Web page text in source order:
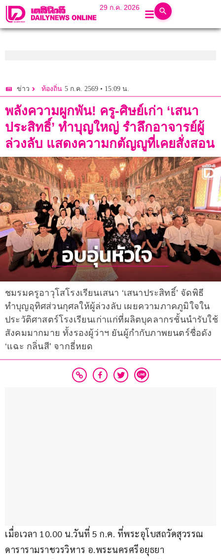
29 ก.ค. 2026
ข่าว ท้องถิ่น 5 ก.ค. 2569 • 15:09 น.
พลังความผูกพัน! ครู-ศิษย์เก่า ‘เสนา
ประสิทธิ์’ ทำบุญใหญ่ รำลึกอาจารย์ผู้
ล่วงลับ แสดงความกตัญญูที่เคยสั่งสอน
ชมรมครูอาวุโสโรงเรียนเสนา ‘เสนาประสิทธิ์’ จัดพิธี
ทำบุญอุทิศส่วนกุศลให้ผู้ล่วงลับ เผยความภาคภูมิใจใน
ประวัติศาสตร์โรงเรียนเก่าแก่ที่ผลิตบุคลากรชั้นนำรับใช้
สังคมมากมาย ทั้งรองผู้ว่าฯ ยันผู้กำกับภาพยนตร์ชื่อดัง
‘แฉะ กลิ่นสี’ จากธี่หยด
เมื่อเวลา 10.00 น.วันที่ 5 ก.ค. ที่พระอุโบสถวัดสุวรรณ
ดารารามราชวรวิหาร อ.พระนครศรีอยุธยา